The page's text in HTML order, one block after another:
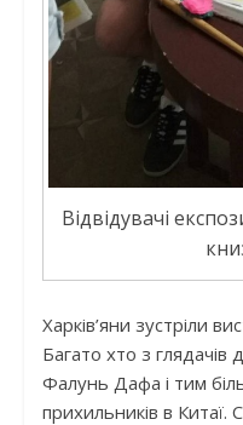
Відвідувачі
Харків’яни зустріли
Багато хто з глядачів
Фалунь Дафа і тим
прихильників в Китаї.